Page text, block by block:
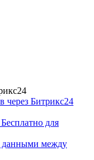
через Битрикс24
Бесплатно для
данными между